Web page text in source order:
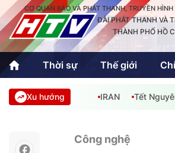
CƠ QUAN BÁO VÀ PHÁT THANH, TRUYỀN
ĐÀI PHÁT THANH VÀ
THÀNH PHỐ HỒ
Thời sự Thế giới
Thời sự
Thể thao
Quốc tế
Xu hướng IRAN Tết
Công nghệ